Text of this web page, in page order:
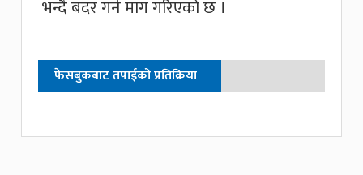
भन्दै बदर गर्न माग गरिएको छ ।
फेसबुकबाट तपाईको प्रतिक्रिया